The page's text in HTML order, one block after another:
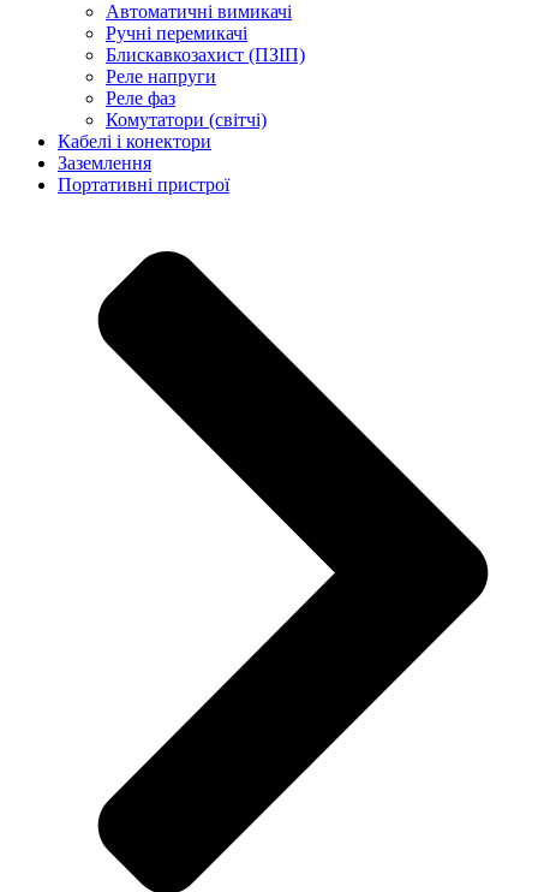
Автоматичні вимикачі
Ручні перемикачі
Блискавкозахист (ПЗІП)
Реле напруги
Реле фаз
Комутатори (світчі)
Кабелі і конектори
Заземлення
Портативні пристрої